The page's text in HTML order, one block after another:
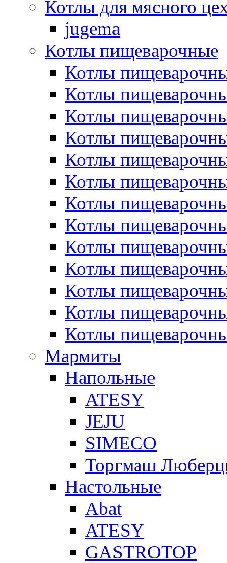
Котлы для мясного
jugema
Котлы пищеварочные
Котлы
Котлы
Котлы
Котлы
Котлы
Котлы
Котлы
Котлы
Котлы
Котлы
Котлы
Котлы
Котлы
Мармиты
Напольные
ATESY
JEJU
SIMECO
Торгмаш
Настольные
Abat
ATESY
GASTROTOP